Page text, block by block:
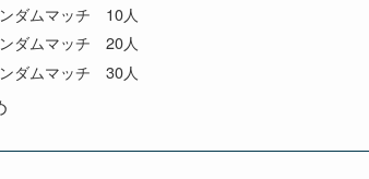
ダムマッチ 10人
ダムマッチ 20人
ダムマッチ 30人